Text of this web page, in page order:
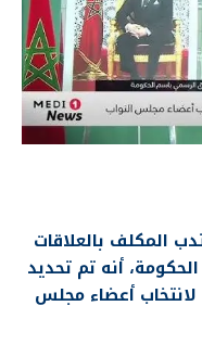
المكلف بالعلاقات
أنه تم تحديد
23 شتنبر 2026 موعدا لانتخاب أعضاء مجلس